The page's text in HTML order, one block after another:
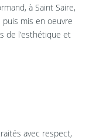
à Saint Saire,
puis mis en oeuvre
de l’esthétique et
avec respect,